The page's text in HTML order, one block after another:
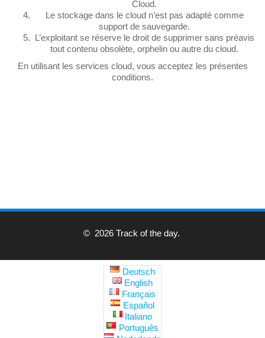
Cloud.
Le stockage dans le cloud n’est pas adapté comme
support de sauvegarde.
L’exploitant se réserve le droit de supprimer sans préavis
tout contenu obsolète, orphelin ou autre du cloud.
En utilisant les services cloud, vous acceptez les présentes
conditions.
© 2026 Track of the day.
Deutsch
English
Français
Español
Italiano
Português